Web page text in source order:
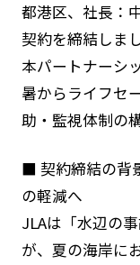
アニュアルレポー
国際連盟（ILS)につ
定款・規程・規則
ライフセービング
ライフセービン
寄付・遺贈につ
都港区、社長：
契約を締結しまし
本パートナーシ
暑からライフセ
助・監視体制の
■ 契約締結の背
の軽減へ
JLAは「水辺の
が、夏の海岸に